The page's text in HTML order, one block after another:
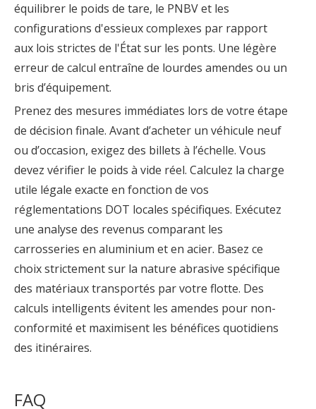
équilibrer le poids de tare, le PNBV et les
configurations d'essieux complexes par rapport
aux lois strictes de l'État sur les ponts. Une légère
erreur de calcul entraîne de lourdes amendes ou un
bris d’équipement.
Prenez des mesures immédiates lors de votre étape
de décision finale. Avant d’acheter un véhicule neuf
ou d’occasion, exigez des billets à l’échelle. Vous
devez vérifier le poids à vide réel. Calculez la charge
utile légale exacte en fonction de vos
réglementations DOT locales spécifiques. Exécutez
une analyse des revenus comparant les
carrosseries en aluminium et en acier. Basez ce
choix strictement sur la nature abrasive spécifique
des matériaux transportés par votre flotte. Des
calculs intelligents évitent les amendes pour non-
conformité et maximisent les bénéfices quotidiens
des itinéraires.
FAQ